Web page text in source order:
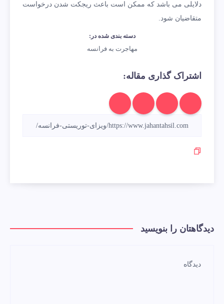
دلایلی می باشد که ممکن است باعث ریجکت شدن درخواست
متقاضیان شود.
دسته بندی شده در:
مهاجرت به فرانسه
اشتراک گذاری مقاله:
دیدگاهتان را بنویسید